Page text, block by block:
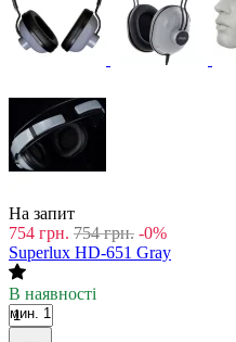
На запит
754 грн. 754 грн. -0%
Superlux HD-651 Gray
В наявності
мин. 1